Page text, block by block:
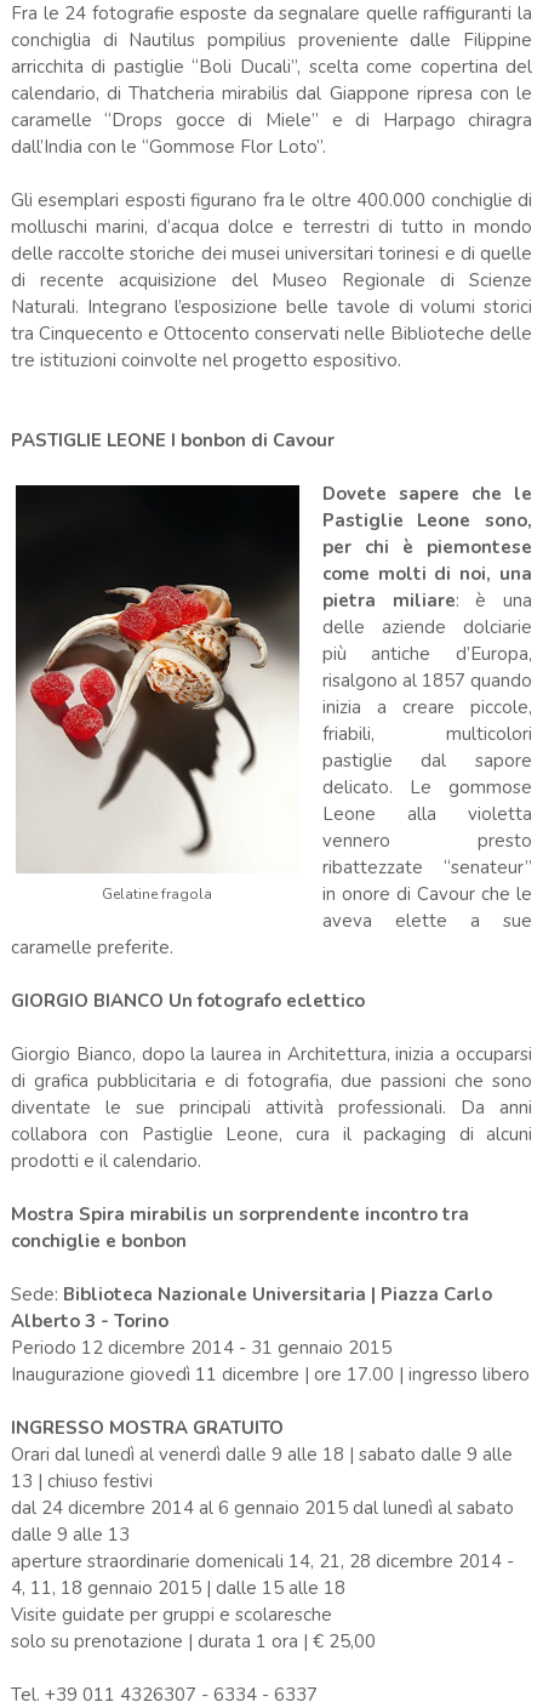
Fra le 24 fotografie esposte da segnalare quelle raffiguranti la
conchiglia di Nautilus pompilius proveniente dalle Filippine
arricchita di pastiglie “Boli Ducali”, scelta come copertina del
calendario, di Thatcheria mirabilis dal Giappone ripresa con le
caramelle “Drops gocce di Miele” e di Harpago chiragra
dall’India con le “Gommose Flor Loto”.
Gli esemplari esposti figurano fra le oltre 400.000 conchiglie di
molluschi marini, d’acqua dolce e terrestri di tutto in mondo
delle raccolte storiche dei musei universitari torinesi e di quelle
di recente acquisizione del Museo Regionale di Scienze
Naturali. Integrano l’esposizione belle tavole di volumi storici
tra Cinquecento e Ottocento conservati nelle Biblioteche delle
tre istituzioni coinvolte nel progetto espositivo.
PASTIGLIE LEONE I bonbon di Cavour
Gelatine fragola
Dovete sapere che le
Pastiglie Leone sono,
per chi è piemontese
come molti di noi, una
pietra miliare: è una
delle aziende dolciarie
più antiche d’Europa,
risalgono al 1857 quando
inizia a creare piccole,
friabili, multicolori
pastiglie dal sapore
delicato. Le gommose
Leone alla violetta
vennero presto
ribattezzate “senateur”
in onore di Cavour che le
aveva elette a sue
caramelle preferite.
GIORGIO BIANCO Un fotografo eclettico
Giorgio Bianco, dopo la laurea in Architettura, inizia a occuparsi
di grafica pubblicitaria e di fotografia, due passioni che sono
diventate le sue principali attività professionali. Da anni
collabora con Pastiglie Leone, cura il packaging di alcuni
prodotti e il calendario.
Mostra Spira mirabilis un sorprendente incontro tra
conchiglie e bonbon
Sede: Biblioteca Nazionale Universitaria | Piazza Carlo
Alberto 3 - Torino
Periodo 12 dicembre 2014 - 31 gennaio 2015
Inaugurazione giovedì 11 dicembre | ore 17.00 | ingresso libero
INGRESSO MOSTRA GRATUITO
Orari dal lunedì al venerdì dalle 9 alle 18 | sabato dalle 9 alle
13 | chiuso festivi
dal 24 dicembre 2014 al 6 gennaio 2015 dal lunedì al sabato
dalle 9 alle 13
aperture straordinarie domenicali 14, 21, 28 dicembre 2014 -
4, 11, 18 gennaio 2015 | dalle 15 alle 18
Visite guidate per gruppi e scolaresche
solo su prenotazione | durata 1 ora | € 25,00
Tel. +39 011 4326307 - 6334 - 6337